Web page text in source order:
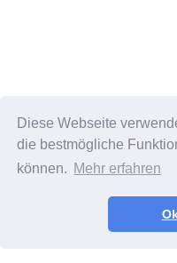
Diese Webseite
die bestmögliche
können. Mehr erfahren